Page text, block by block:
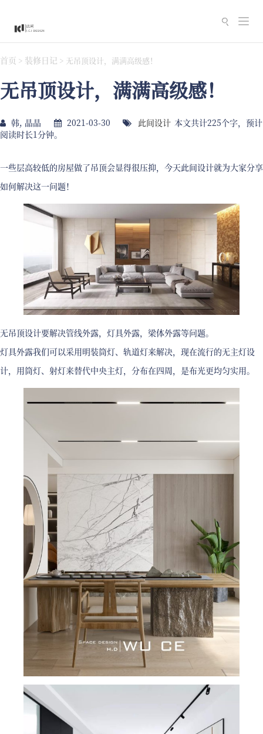
切
换
首页 > 装修日记 > 无吊顶设计，满满高级感！
无吊顶设计，满满高级感！
韩, 晶晶 2021-03-30 此间设计 本文共计225个字，预计
阅读时长1分钟。
一些层高较低的房屋做了吊顶会显得很压抑，今天此间设计就为大家分享
如何解决这一问题！
无吊顶设计要解决管线外露，灯具外露，梁体外露等问题。
灯具外露我们可以采用明装筒灯、轨道灯来解决，现在流行的无主灯设
计，用筒灯、射灯来替代中央主灯，分布在四周，是布光更均匀实用。